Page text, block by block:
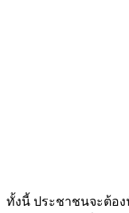
ทั้งนี้ ประชาชนจะต้อ